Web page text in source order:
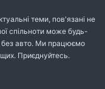
теми, пов'язані не
спільноти може будь-
без авто. Ми працюємо
Приєднуйтесь.